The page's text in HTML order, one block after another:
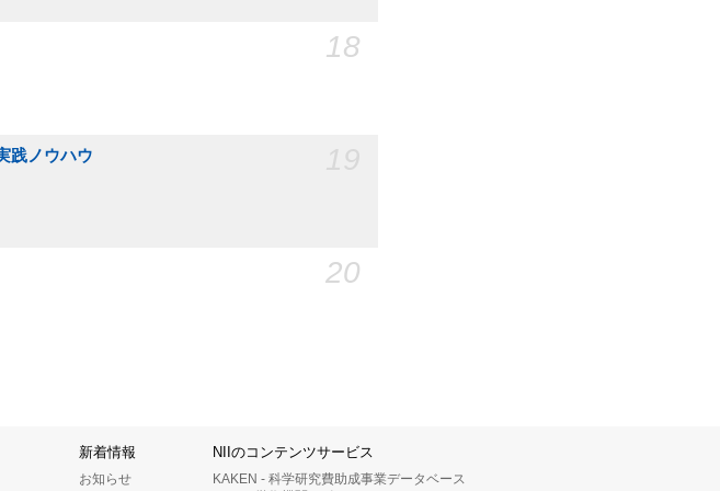
18
践ノウハウ
20
新着情報
お知らせ
NIIのコンテンツサービス
KAKEN - 科学研究費助成事業データベース